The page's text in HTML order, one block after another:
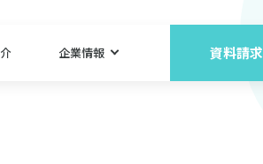
企業情報 資料請求